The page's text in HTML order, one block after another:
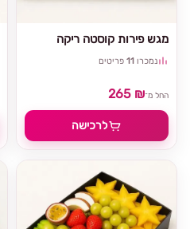
מגש פירות קוסטה ריקה
נמכרו 11 פריטים
החל מ־265 ₪
לרכישה